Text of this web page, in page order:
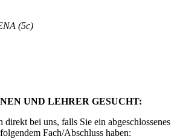
(5c)
UND LEHRER GESUCHT:
direkt bei uns, falls Sie ein abgeschlossenes
Fach/Abschluss haben: